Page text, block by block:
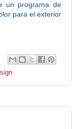
un programa de
para el exterior